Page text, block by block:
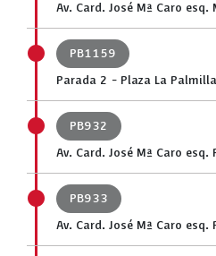
Av. Card. José Mª Caro esq.
PB1159
Parada 2 - Plaza La Palmilla
PB932
Av. Card. José Mª Caro esq.
PB933
Av. Card. José Mª Caro